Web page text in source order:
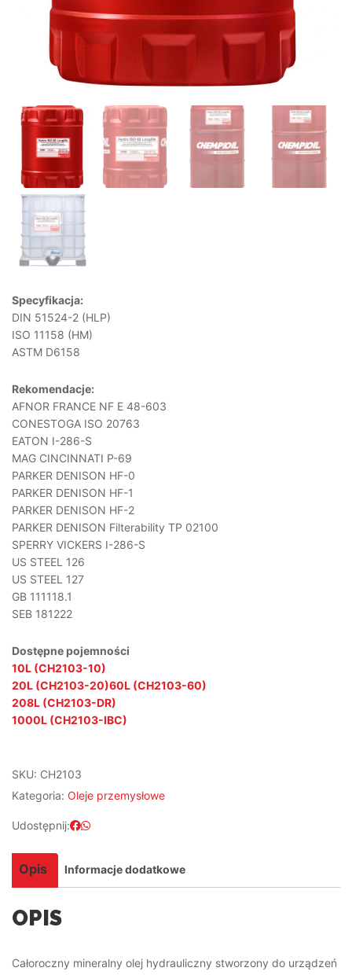
Specyfikacja:
DIN 51524-2 (HLP)
ISO 11158 (HM)
ASTM D6158
Rekomendacje:
AFNOR FRANCE NF E 48-603
CONESTOGA ISO 20763
EATON I-286-S
MAG CINCINNATI P-69
PARKER DENISON HF-0
PARKER DENISON HF-1
PARKER DENISON HF-2
PARKER DENISON Filterability TP 02100
SPERRY VICKERS I-286-S
US STEEL 126
US STEEL 127
GB 111118.1
SEB 181222
Dostępne pojemności
10L (CH2103-10)
20L (CH2103-20)60L (CH2103-60)
208L (CH2103-DR)
1000L (CH2103-IBC)
SKU: CH2103
Kategoria: Oleje przemysłowe
Udostępnij:
Opis Informacje dodatkowe
OPIS
Całoroczny mineralny olej hydrauliczny stworzony do urządzeń